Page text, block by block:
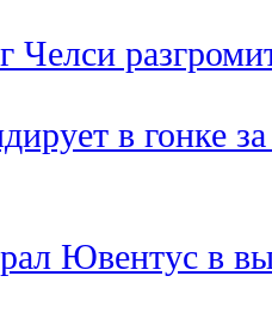
Челси
в гонке
Ювентус в